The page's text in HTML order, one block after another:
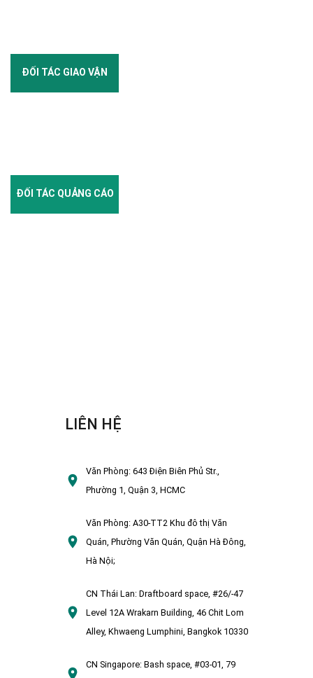
ĐỐI TÁC GIAO VẬN
ĐỐI TÁC QUẢNG CÁO
LIÊN HỆ
Văn Phòng:643 Điện Biên Phủ Str.,
Phường 1, Quận 3, HCMC
Văn Phòng:A30-TT2 Khu đô thị Văn
Quán, Phường Văn Quán, Quận Hà Đông,
Hà Nội;
CN Thái Lan: Draftboard space, #26/-47
Level 12A Wrakarn Building, 46 Chit Lom
Alley, Khwaeng Lumphini, Bangkok 10330
CN Singapore: Bash space, #03-01, 79